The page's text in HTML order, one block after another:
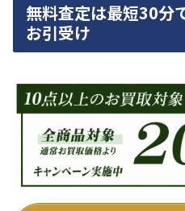
無料査定は最短30分
お引受け